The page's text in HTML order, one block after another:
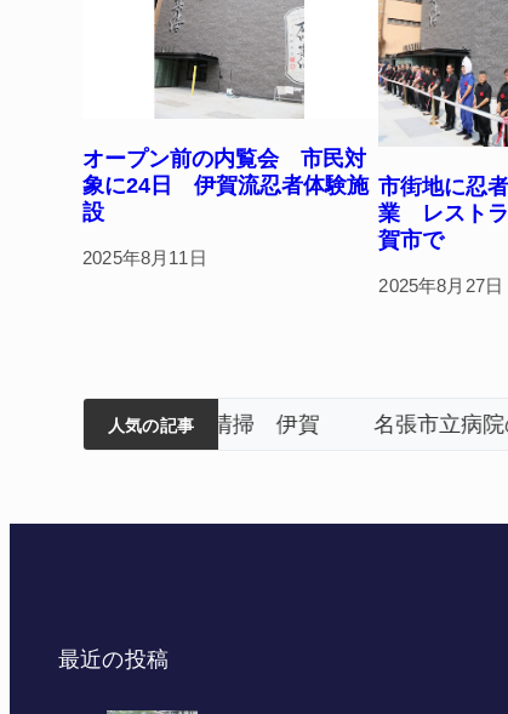
オープン前の内覧会 市民対
象に24日 伊賀流忍者体験施
設
2025年8月11日
市街地に忍
業 レスト
賀市で
2025年8月27日
人気の記事
ィアで清掃 伊賀 名張市立病院のDMAT、
最近の投稿